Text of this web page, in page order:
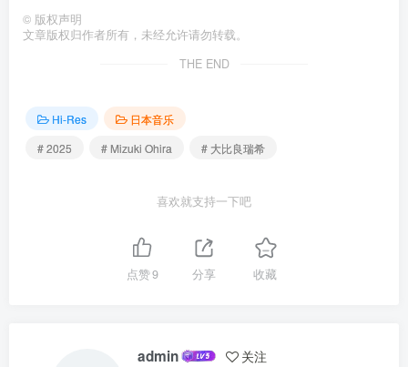
© 版权声明
文章版权归作者所有，未经允许请勿转载。
THE END
Hi-Res
日本音乐
# 2025
# Mizuki Ohira # 大比良瑞希
喜欢就支持一下吧
点赞9 分享 收藏
admin 关注